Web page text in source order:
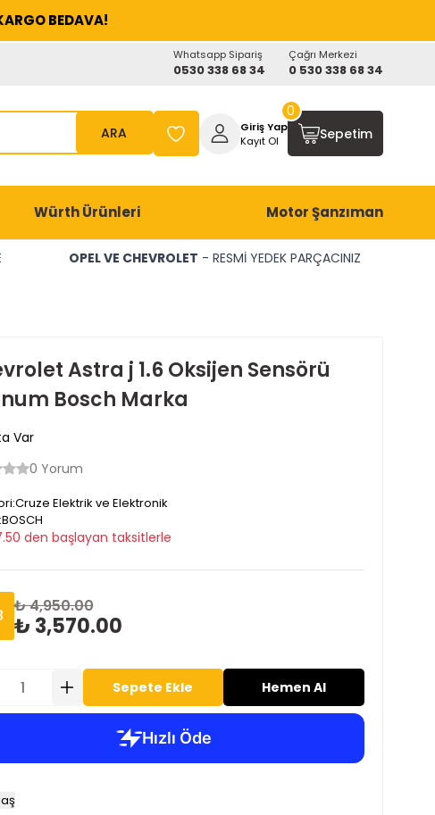
BEDAVA!
Whatsapp Sipariş
0530 338 68 34
Çağrı Merkezi
0 530 338 68 34
ARA
Giriş Yap
Kayıt Ol
Sepetim
0
Würth Ürünleri Motor Şanzıman
OPEL VE CHEVROLET - RESMİ YEDEK PARÇACINIZ
Astra j 1.6 Oksijen Sensörü
Bosch Marka
Var
0 Yorum
:Cruze Elektrik ve Elektronik
:BOSCH
den başlayan taksitlerle
₺ 4,950.00
₺ 3,570.00
Sepete Ekle Hemen Al